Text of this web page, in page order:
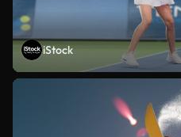
iStock